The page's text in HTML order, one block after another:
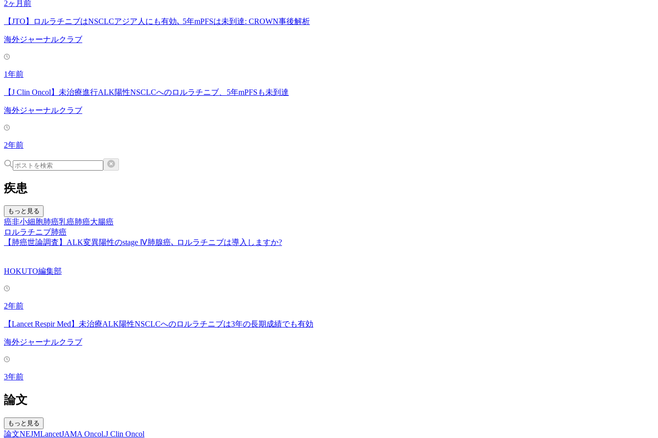
2ヶ月前
【JTO】ロルラチニブはNSCLCアジア人にも有効､ 5年mPFSは未到達: CROWN事後解析
海外ジャーナルクラブ
1年前
【J Clin Oncol】未治療進行ALK陽性NSCLCへのロルラチニブ、5年mPFSも未到達
海外ジャーナルクラブ
2年前
疾患
もっと見る
癌非小細胞肺癌乳癌肺癌大腸癌
ロルラチニブ肺癌
【肺癌世論調査】ALK変異陽性のstage Ⅳ肺腺癌､ ロルラチニブは導入しますか?
HOKUTO編集部
2年前
【Lancet Respir Med】未治療ALK陽性NSCLCへのロルラチニブは3年の長期成績でも有効
海外ジャーナルクラブ
3年前
論文
もっと見る
論文NEJMLancetJAMA Oncol.J Clin Oncol